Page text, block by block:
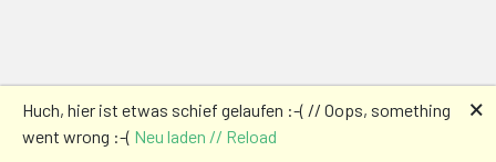
Huch, hier ist etwas schief gelaufen :-( // Oops, something
went wrong :-( Neu laden // Reload
🗙